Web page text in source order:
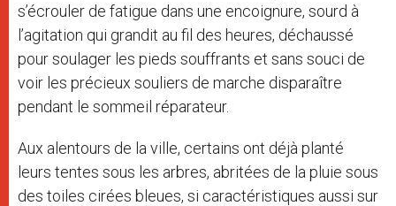
s’écrouler de fatigue dans une encoignure, sourd à
l’agitation qui grandit au fil des heures, déchaussé
pour soulager les pieds souffrants et sans souci de
voir les précieux souliers de marche disparaître
pendant le sommeil réparateur.
Aux alentours de la ville, certains ont déjà planté
leurs tentes sous les arbres, abritées de la pluie sous
des toiles cirées bleues, si caractéristiques aussi sur